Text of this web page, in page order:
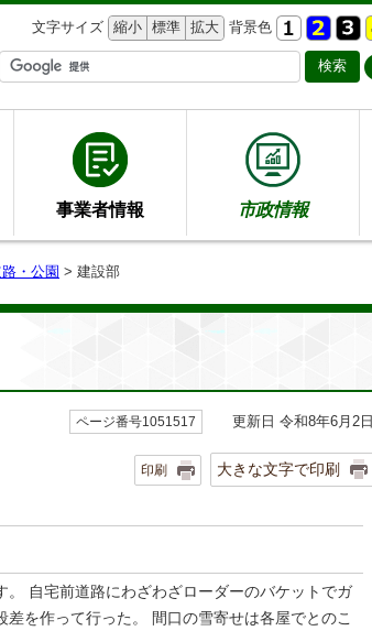
文字サイズ 縮小 標準 拡大 背景色
事業者情報 市政情報
・公園 > 建設部
ページ番号1051517 更新日 令和8年6月2日
印刷 大きな文字で印刷
。 自宅前道路にわざわざローダーのバケットでガ
差を作って行った。 間口の雪寄せは各屋でとのこ